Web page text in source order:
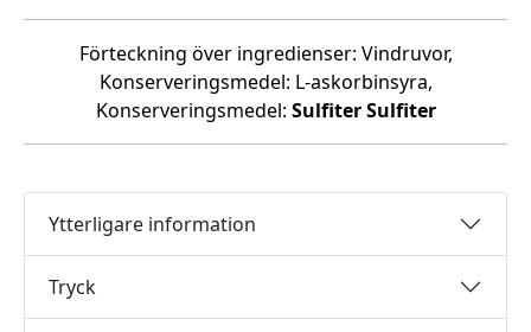
Förteckning över ingredienser: Vindruvor,
Konserveringsmedel: L-askorbinsyra,
Konserveringsmedel: Sulfiter Sulfiter
Ytterligare information
Tryck